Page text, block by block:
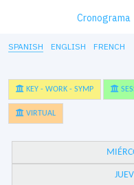
Cronograma
SPANISH ENGLISH FRENCH
KEY - WORK - SYMP
VIRTUAL